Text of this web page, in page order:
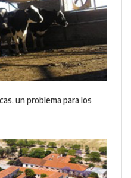
un problema para los